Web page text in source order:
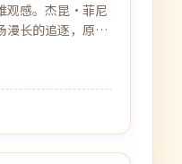
观感。杰昆·菲尼
漫长的追逐，原本
99:39